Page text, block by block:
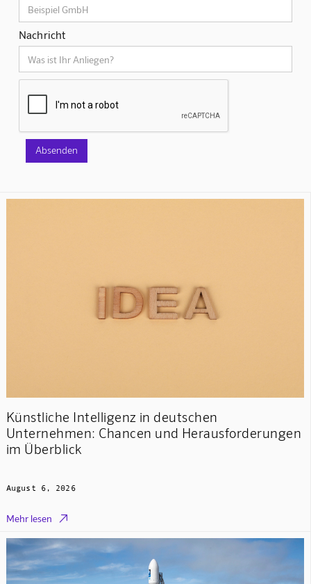
Nachricht
Künstliche Intelligenz in deutschen
Unternehmen: Chancen und Herausforderungen
im Überblick
August 6, 2026
Mehr lesen 